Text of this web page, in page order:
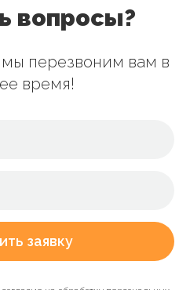
вопросы?
мы перезвоним вам в
время!
заявку